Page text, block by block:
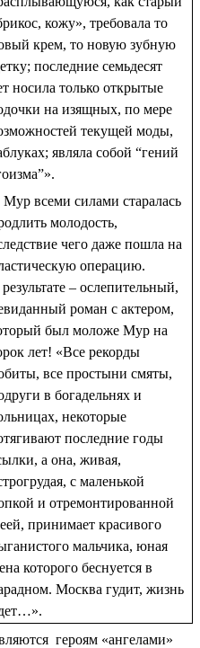
кожу», требовала то
крем, то новую зубную
последние семьдесят
носила только открытые
на изящных, по мере
текущей моды,
являла собой “гений
всеми силами старалась
молодость,
чего даже пошла на
операцию.
– ослепительный,
роман с актером,
был моложе Мур на
лет! «Все рекорды
все простыни смяты,
в богадельнях и
некоторые
последние годы
а она, живая,
с маленькой
и отремонтированной
принимает красивого
мальчика, юная
которого беснуется в
Москва гудит, жизнь
героям «ангелами»